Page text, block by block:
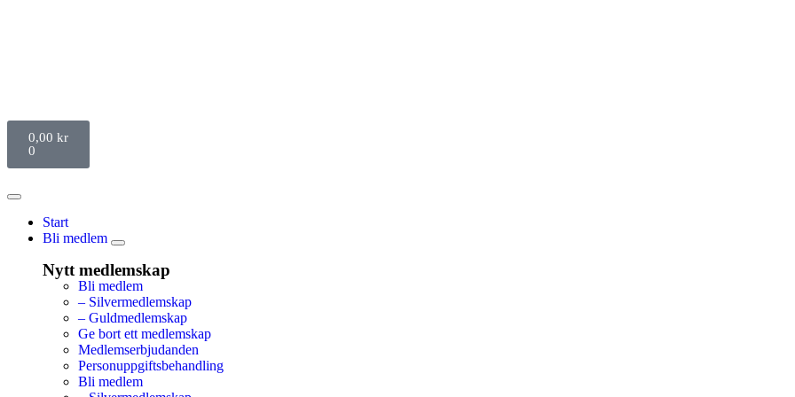
0,00 kr
0
Start
Bli medlem
Nytt medlemskap
Bli medlem
– Silvermedlemskap
– Guldmedlemskap
Ge bort ett medlemskap
Medlemserbjudanden
Personuppgiftsbehandling
Bli medlem